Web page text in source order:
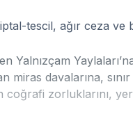
tescil, ağır ceza
Yalnızçam
davalarına,
coğrafi zorluklarını,